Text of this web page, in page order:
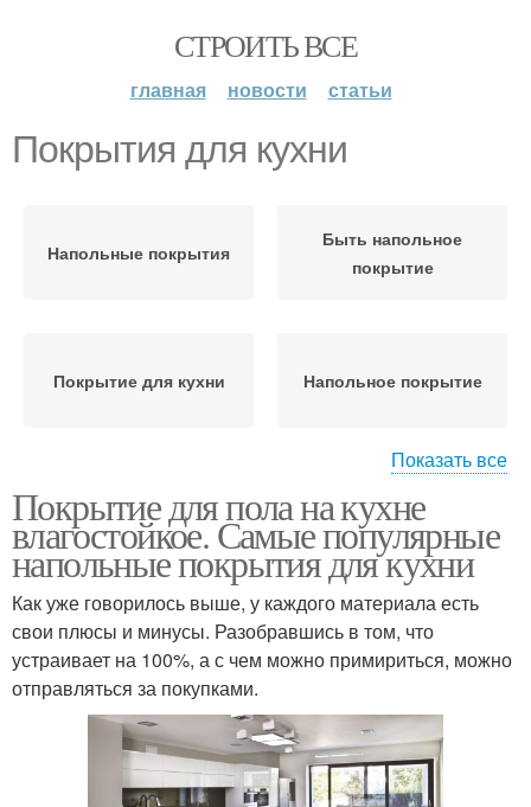
СТРОИТЬ ВСЕ
главная новости статьи
Покрытия для кухни
Напольные покрытия
Быть напольное
покрытие
Покрытие для кухни Напольное покрытие
Единое покрытие
Показать все
Покрытие для пола на кухне
влагостойкое. Самые популярные
напольные покрытия для кухни
Как уже говорилось выше, у каждого материала есть
свои плюсы и минусы. Разобравшись в том, что
устраивает на 100%, а с чем можно примириться, можно
отправляться за покупками.